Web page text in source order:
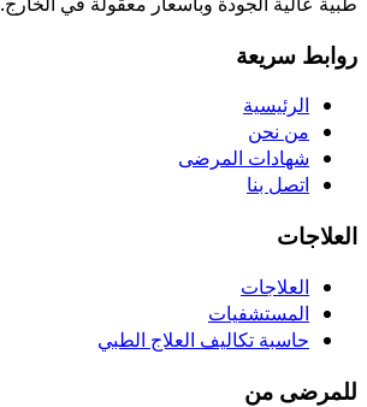
روابط سريعة
الرئيسية
من نحن
شهادات المرضى
اتصل بنا
العلاجات
العلاجات
المستشفيات
حاسبة تكاليف العلاج الطبي
للمرضى من